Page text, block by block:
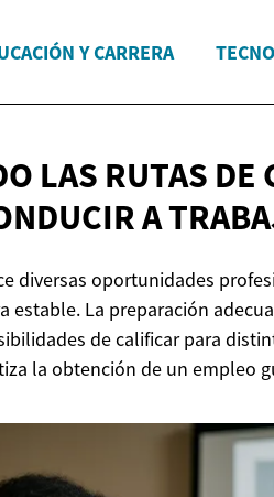
Y CARRERA
LAS RUTAS
A
diversas oportunidades
estable. La preparación
de calificar para
la obtención de un empleo